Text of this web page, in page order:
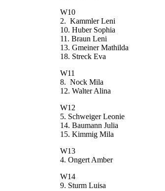
W10
2. Kammler Leni
10. Huber Sophia
11. Braun Leni
13. Gmeiner Mathilda
18. Streck Eva
W11
8. Nock Mila
12. Walter Alina
W12
5. Schweiger Leonie
14. Baumann Julia
15. Kimmig Mila
W13
4. Ongert Amber
W14
9. Sturm Luisa